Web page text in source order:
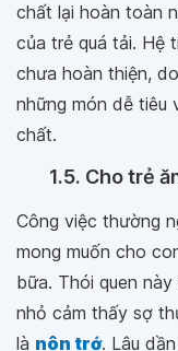
chất lại hoàn toàn
của trẻ quá tải. Hệ
chưa hoàn thiện,
những món dễ tiêu
chất.
1.5. Cho trẻ
Công việc thường
mong muốn cho
bữa. Thói quen
nhỏ cảm thấy sợ
là nôn trớ. Lâu